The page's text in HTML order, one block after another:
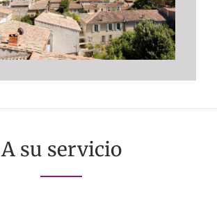
A su servicio